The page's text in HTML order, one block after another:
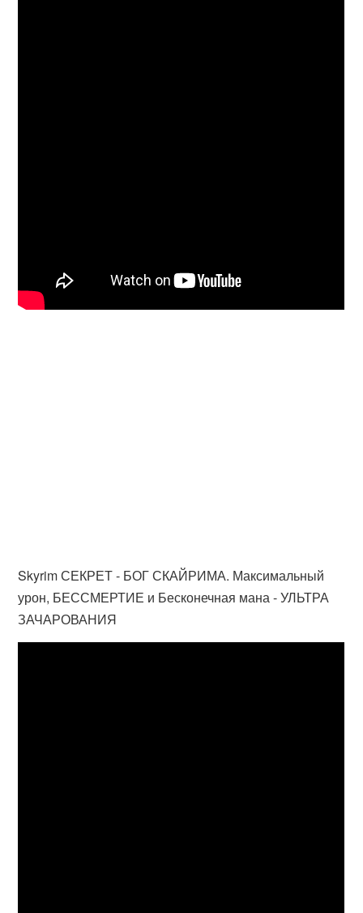
Skyrim СЕКРЕТ - БОГ СКАЙРИМА. Максимальный
урон, БЕССМЕРТИЕ и Бесконечная мана - УЛЬТРА
ЗАЧАРОВАНИЯ